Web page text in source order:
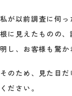
私が以前調査に伺
根に見えたものの
明し、お客様も驚か
そのため、見た目
ください。